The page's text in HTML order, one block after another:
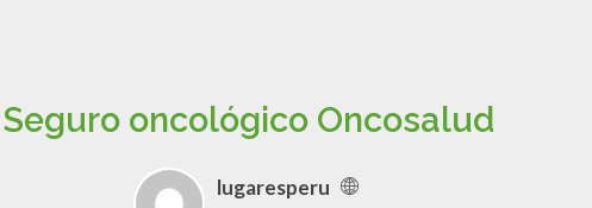
Seguro oncológico Oncosalud
lugaresperu